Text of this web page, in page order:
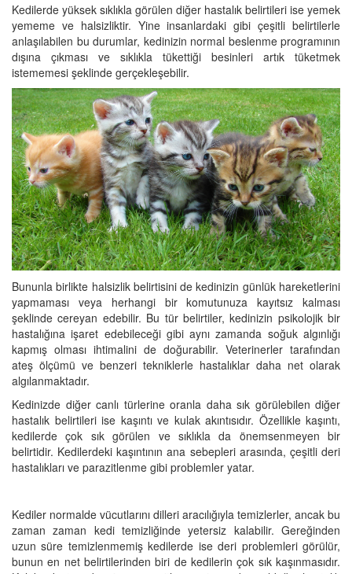
Kedilerde yüksek sıklıkla görülen diğer hastalık belirtileri ise yemek
yememe ve halsizliktir. Yine insanlardaki gibi çeşitli belirtilerle
anlaşılabilen bu durumlar, kedinizin normal beslenme programının
dışına çıkması ve sıklıkla tükettiği besinleri artık tüketmek
istememesi şeklinde gerçekleşebilir.
Bununla birlikte halsizlik belirtisini de kedinizin günlük hareketlerini
yapmaması veya herhangi bir komutunuza kayıtsız kalması
şeklinde cereyan edebilir. Bu tür belirtiler, kedinizin psikolojik bir
hastalığına işaret edebileceği gibi aynı zamanda soğuk algınlığı
kapmış olması ihtimalini de doğurabilir. Veterinerler tarafından
ateş ölçümü ve benzeri tekniklerle hastalıklar daha net olarak
algılanmaktadır.
Kedinizde diğer canlı türlerine oranla daha sık görülebilen diğer
hastalık belirtileri ise kaşıntı ve kulak akıntısıdır. Özellikle kaşıntı,
kedilerde çok sık görülen ve sıklıkla da önemsenmeyen bir
belirtidir. Kedilerdeki kaşıntının ana sebepleri arasında, çeşitli deri
hastalıkları ve parazitlenme gibi problemler yatar.
Kediler normalde vücutlarını dilleri aracılığıyla temizlerler, ancak bu
zaman zaman kedi temizliğinde yetersiz kalabilir. Gereğinden
uzun süre temizlenmemiş kedilerde ise deri problemleri görülür,
bunun en net belirtilerinden biri de kedilerin çok sık kaşınmasıdır.